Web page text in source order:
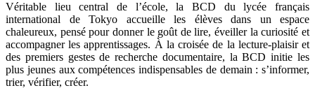
Véritable lieu central de l’école, la BCD du lycée français
international de Tokyo accueille les élèves dans un espace
chaleureux, pensé pour donner le goût de lire, éveiller la curiosité et
accompagner les apprentissages. À la croisée de la lecture-plaisir et
des premiers gestes de recherche documentaire, la BCD initie les
plus jeunes aux compétences indispensables de demain : s’informer,
trier, vérifier, créer.